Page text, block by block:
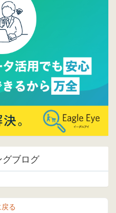
を開設しました。詳細は
リリースしました。
ブログ
戻る